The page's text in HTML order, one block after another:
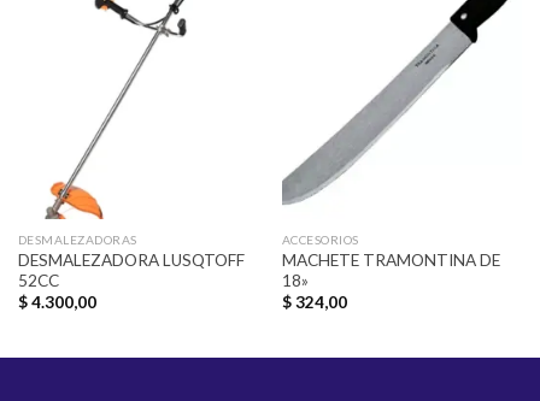
DESMALEZADORAS
DESMALEZADORA LUSQTOFF
52CC
$4.300,00
Añadir
ACCESORIOS
MACHETE TRAMONTINA DE
18»
$324,00